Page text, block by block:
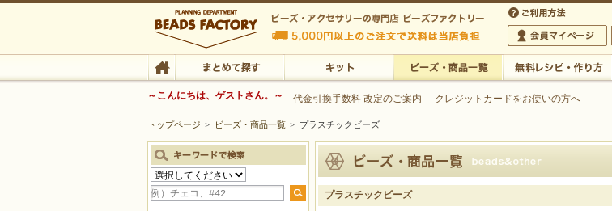
ビーズファクトリー ビーズ・パーツ・金具など・アクセサリーの専門店
ビーズ・アクセサリーの専門店 ビーズファクトリー 5,000円以上のご注文で送
ビーズ・アクセサリーの専門店 ビーズファクトリー 5,000円以上のご注文で送料は当店が負担いたします
会員マイページ
TOP まとめて探す
～こんにちは、ゲストさん。～ 代金引換手数料 改定のご案内 クレジットカードをお使いの方へ
トップページ > ビーズ・商品一覧 > プラスチックビーズ
プラスチックビーズ